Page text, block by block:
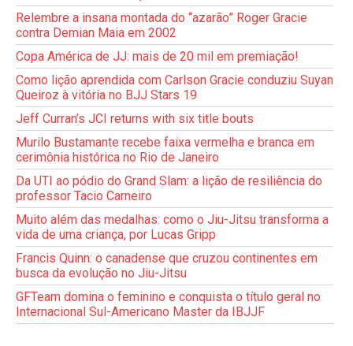
Relembre a insana montada do “azarão” Roger Gracie
contra Demian Maia em 2002
Copa América de JJ: mais de 20 mil em premiação!
Como lição aprendida com Carlson Gracie conduziu Suyan
Queiroz à vitória no BJJ Stars 19
Jeff Curran’s JCI returns with six title bouts
Murilo Bustamante recebe faixa vermelha e branca em
cerimônia histórica no Rio de Janeiro
Da UTI ao pódio do Grand Slam: a lição de resiliência do
professor Tacio Carneiro
Muito além das medalhas: como o Jiu-Jitsu transforma a
vida de uma criança, por Lucas Gripp
Francis Quinn: o canadense que cruzou continentes em
busca da evolução no Jiu-Jitsu
GFTeam domina o feminino e conquista o título geral no
Internacional Sul-Americano Master da IBJJF